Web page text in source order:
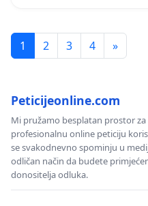
1 2 3 4 »
Peticijeonline.com
Mi pružamo besplatan prostor
profesionalnu online peticiju
se svakodnevno spominju u
odličan način da budete
donositelja odluka.